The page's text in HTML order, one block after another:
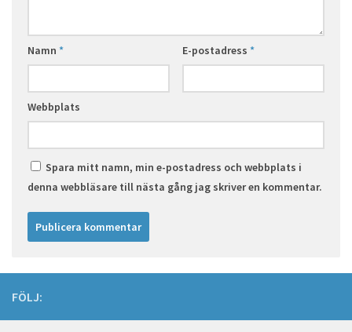
Namn * E-postadress *
Webbplats
Spara mitt namn, min e-postadress och webbplats i
denna webbläsare till nästa gång jag skriver en kommentar.
FÖLJ: